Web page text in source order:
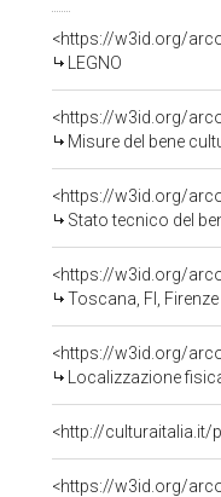
<https://w3id.org/
LEGNO
<https://w3id.org/
Misure del bene
<https://w3id.org/
Stato tecnico del
<https://w3id.org/
Toscana, FI, Firenze
<https://w3id.org/
Localizzazione
<http://culturaitalia.it/
<https://w3id.org/